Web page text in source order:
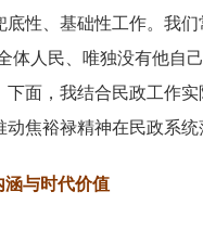
性、基础性工作。我
体人民、唯独没有他自
面，我结合民政工作
焦裕禄精神在民政系统
涵与时代价值